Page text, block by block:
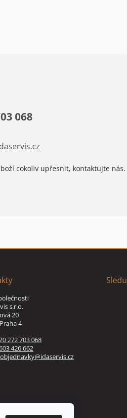
068
cokoliv upřesnit, kontaktujte nás.
s.r.o.
20
4
272 703 068
426 662
objednavky@idaservis.cz